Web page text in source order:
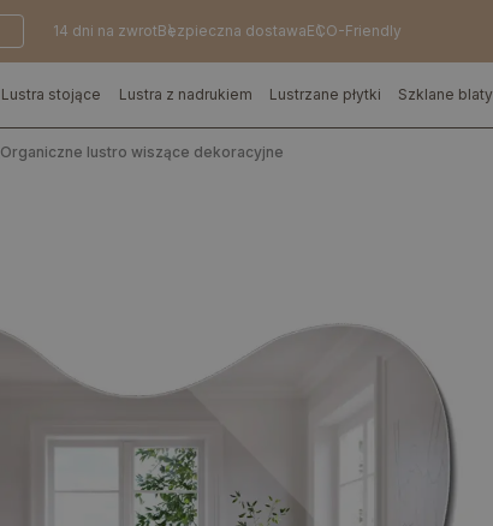
14 dni na zwrotBezpieczna dostawaECO-Friendly
Lustra stojące Lustra z nadrukiem Lustrzane płytki Szklane blaty
Organiczne lustro wiszące dekoracyjne